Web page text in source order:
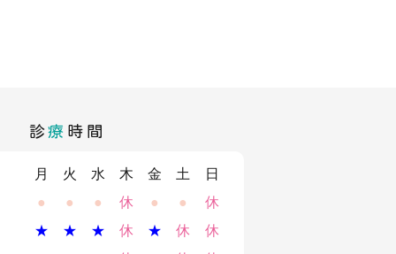
診療 時間
月 火 水 木 金 土
日
● ● ● 休 ● ●
休
★ ★ ★ 休 ★ 休
休